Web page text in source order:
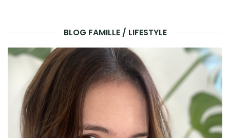
BLOG FAMILLE / LIFESTYLE